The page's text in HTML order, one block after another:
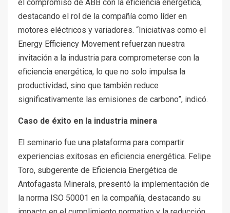
el compromiso de ABB con la eficiencia energética,
destacando el rol de la compañía como líder en
motores eléctricos y variadores. “Iniciativas como el
Energy Efficiency Movement refuerzan nuestra
invitación a la industria para comprometerse con la
eficiencia energética, lo que no solo impulsa la
productividad, sino que también reduce
significativamente las emisiones de carbono”, indicó.
Caso de éxito en la industria minera
El seminario fue una plataforma para compartir
experiencias exitosas en eficiencia energética. Felipe
Toro, subgerente de Eficiencia Energética de
Antofagasta Minerals, presentó la implementación de
la norma ISO 50001 en la compañía, destacando su